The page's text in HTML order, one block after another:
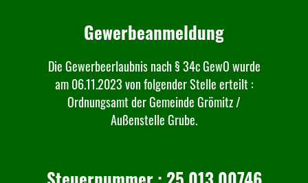
Gewerbeanmeldung
Die Gewerbeerlaubnis nach § 34c GewO wurde
am 06.11.2023 von folgender Stelle erteilt :
Ordnungsamt der Gemeinde Grömitz /
Außenstelle Grube.